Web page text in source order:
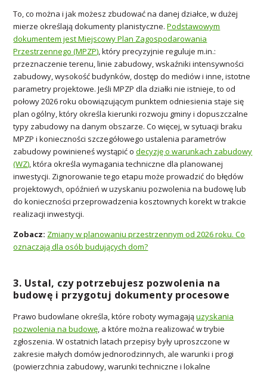
To, co można i jak możesz zbudować na danej działce, w dużej
mierze określają dokumenty planistyczne.Podstawowym
dokumentem jest Miejscowy Plan Zagospodarowania
Przestrzennego (MPZP), który precyzyjnie reguluje m.in.:
przeznaczenie terenu, linie zabudowy, wskaźniki intensywności
zabudowy, wysokość budynków, dostęp do mediów i inne, istotne
parametry projektowe. Jeśli MPZP dla działki nie istnieje, to od
połowy 2026 roku obowiązującym punktem odniesienia staje się
plan ogólny, który określa kierunki rozwoju gminy i dopuszczalne
typy zabudowy na danym obszarze. Co więcej, w sytuacji braku
MPZP i konieczności szczegółowego ustalenia parametrów
zabudowy powinieneś wystąpić odecyzję o warunkach zabudowy
(WZ), która określa wymagania techniczne dla planowanej
inwestycji. Zignorowanie tego etapu może prowadzić do błędów
projektowych, opóźnień w uzyskaniu pozwolenia na budowę lub
do konieczności przeprowadzenia kosztownych korekt w trakcie
realizacji inwestycji.
Zobacz: Zmiany w planowaniu przestrzennym od 2026 roku. Co
oznaczają dla osób budujących dom?
3. Ustal, czy potrzebujesz pozwolenia na
budowę i przygotuj dokumenty procesowe
Prawo budowlane określa, które roboty wymagająuzyskania
pozwolenia na budowę, a które można realizować w trybie
zgłoszenia. W ostatnich latach przepisy były uproszczone w
zakresie małych domów jednorodzinnych, ale warunki i progi
(powierzchnia zabudowy, warunki techniczne i lokalne